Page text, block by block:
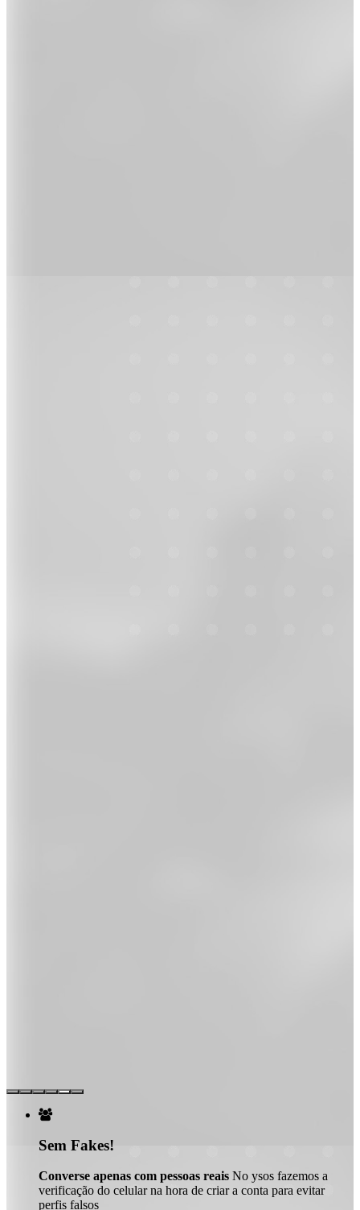

Sem Fakes!
Converse apenas com pessoas reais No ysos fazemos a
verificação do celular na hora de criar a conta para evitar
perfis falsos